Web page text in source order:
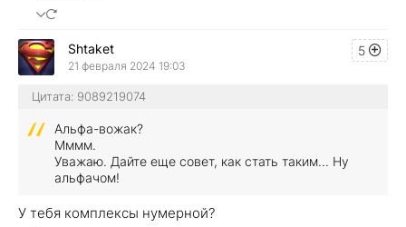
5
Shtaket
21 февраля 2024 19:03
Цитата: 9089219074
Альфа-вожак?
Мммм.
Уважаю. Дайте еще совет, как стать таким... Ну
альфачом!
У тебя комплексы нумерной?